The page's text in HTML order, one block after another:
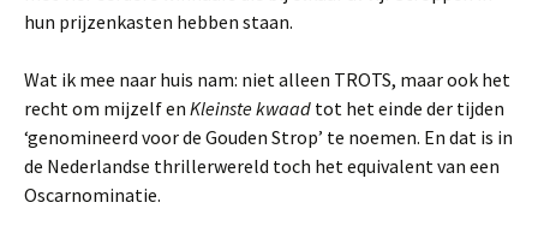
hun prijzenkasten hebben staan.
Wat ik mee naar huis nam: niet alleen TROTS, maar ook het
recht om mijzelf en Kleinste kwaad tot het einde der tijden
‘genomineerd voor de Gouden Strop’ te noemen. En dat is in
de Nederlandse thrillerwereld toch het equivalent van een
Oscarnominatie.